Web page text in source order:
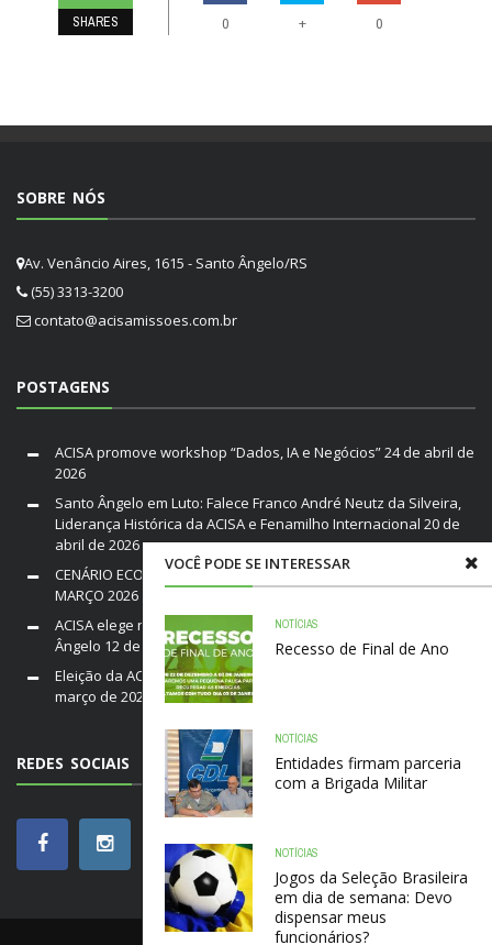
SHARES 0 + 0
VOCÊ PODE SE INTERESSAR
NOTÍCIAS
Recesso de Final de Ano
NOTÍCIAS
Entidades firmam parceria
com a Brigada Militar
NOTÍCIAS
Jogos da Seleção Brasileira
em dia de semana: Devo
dispensar meus
funcionários?
SOBRE NÓS
Av. Venâncio Aires, 1615 - Santo Ângelo/RS
(55) 3313-3200
contato@acisamissoes.com.br
POSTAGENS
ACISA promove workshop “Dados, IA e Negócios”24 de abril de
2026
Santo Ângelo em Luto: Falece Franco André Neutz da Silveira,
Liderança Histórica da ACISA e Fenamilho Internacional 20 de
abril de 2026
CENÁRIO ECONÔMICO DO BRASIL E RIO GRANDE DO SUL /
MARÇO 2026
ACISA elege nova diretoria para a gestão 2026–2028 em Santo
Ângelo 12 de março de 2026
Eleição da ACISA Gestão 2026/28 será nesta quarta-feira
março de 2026
REDES SOCIAIS